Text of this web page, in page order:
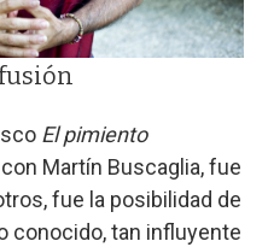
El pimiento
Martín Buscaglia, fue
fue la posibilidad de
conocido, tan influyente